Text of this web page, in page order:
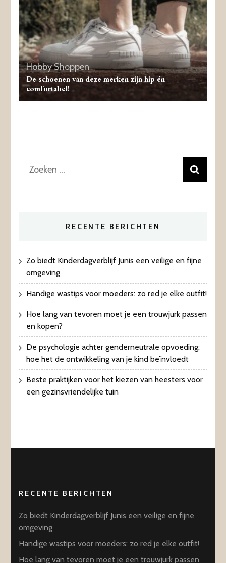
HobbyShoppen
De schoenen van deze merken zijn hip én
comfortabel!
Zoeken
naar:
RECENTE BERICHTEN
Zo biedt Kinderdagverblijf Junis een veilige en fijne
omgeving
Handige wastips voor moeders: zo red je elke outfit!
Hoe lang van tevoren moet je een trouwjurk passen
en kopen?
De psychologie achter genderneutrale opvoeding:
hoe het de ontwikkeling van je kind beïnvloedt
Beste praktijken voor het kiezen van heesters voor
een gezinsvriendelijke tuin
RECENTE BERICHTEN
Zo biedt Kinderdagverblijf Junis een veilige en fijne
omgeving
Handige wastips voor moeders: zo red je elke outfit!
Hoe lang van tevoren moet je een trouwjurk passen